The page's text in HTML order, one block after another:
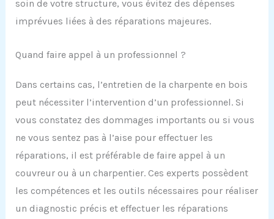
soin de votre structure, vous évitez des dépenses
imprévues liées à des réparations majeures.
Quand faire appel à un professionnel ?
Dans certains cas, l’entretien de la charpente en bois
peut nécessiter l’intervention d’un professionnel. Si
vous constatez des dommages importants ou si vous
ne vous sentez pas à l’aise pour effectuer les
réparations, il est préférable de faire appel à un
couvreur ou à un charpentier. Ces experts possèdent
les compétences et les outils nécessaires pour réaliser
un diagnostic précis et effectuer les réparations